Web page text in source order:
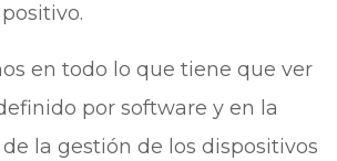
en todo lo que tiene que ver
por software y en la
la gestión de los dispositivos